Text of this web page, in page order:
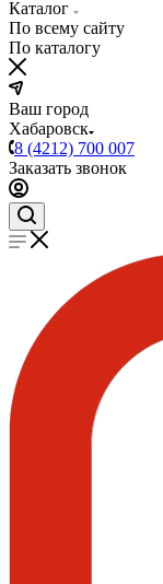
Каталог
По всему сайту
По каталогу
Ваш город
Хабаровск
8 (4212) 700 007
Заказать звонок